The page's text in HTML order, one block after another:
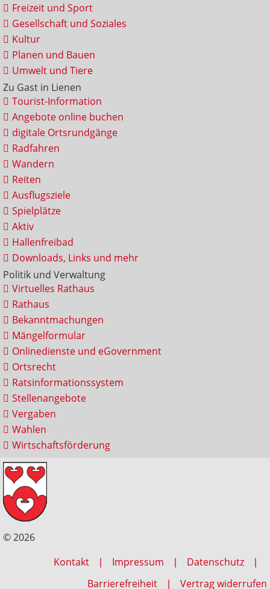
Freizeit und Sport
Gesellschaft und Soziales
Kultur
Planen und Bauen
Umwelt und Tiere
Zu Gast in Lienen
Tourist-Information
Angebote online buchen
digitale Ortsrundgänge
Radfahren
Wandern
Reiten
Ausflugsziele
Spielplätze
Aktiv
Hallenfreibad
Downloads, Links und mehr
Politik und Verwaltung
Virtuelles Rathaus
Rathaus
Bekanntmachungen
Mängelformular
Onlinedienste und eGovernment
Ortsrecht
Ratsinformationssystem
Stellenangebote
Vergaben
Wahlen
Wirtschaftsförderung
© 2026
Kontakt
Impressum
Datenschutz
Barrierefreiheit
Vertrag widerrufen